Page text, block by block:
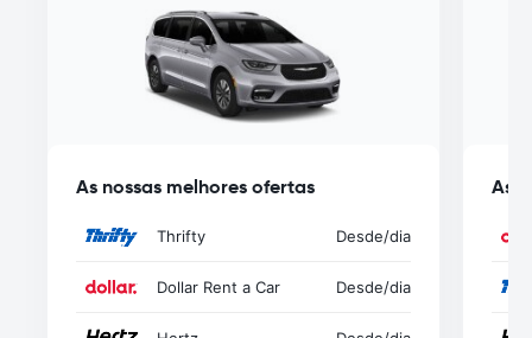
As nossas melhores ofertas
Thrifty Desde/dia
Dollar Rent a Car Desde/dia
As